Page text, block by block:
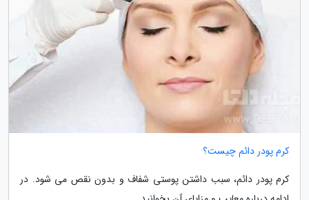
کرم پودر دائم چیست؟
کرم پودر دائم، سبب داشتن پوستی شفاف و بدون نقص می شود. در